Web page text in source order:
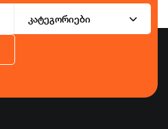
კატეგორიები